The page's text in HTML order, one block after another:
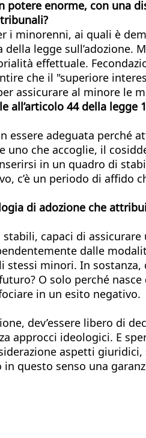
enorme, con una
i minorenni, ai quali è
legge
effettuale.
che il "superiore
assicurare al minore le
44 della legge
essere adeguata
che accoglie, il
in un quadro di
c’è un periodo di affido
di adozione che
capaci di
dalle
minori. In
O solo perché
in un esito negativo.
dev’essere libero di
approcci ideologici. E
aspetti giuridici,
questo senso una